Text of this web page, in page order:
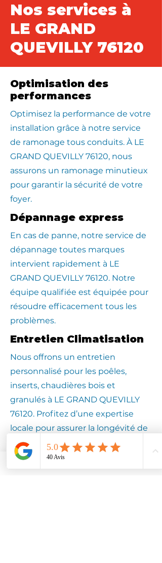
Nos services à
LE GRAND
QUEVILLY 76120
Optimisation des
performances
Optimisez la performance de votre
installation grâce à notre service
de ramonage tous conduits. À LE
GRAND QUEVILLY 76120, nous
assurons un ramonage minutieux
pour garantir la sécurité de votre
foyer.
Dépannage express
En cas de panne, notre service de
dépannage toutes marques
intervient rapidement à LE
GRAND QUEVILLY 76120. Notre
équipe qualifiée est équipée pour
résoudre efficacement tous les
problèmes.
Entretien Climatisation
Nous offrons un entretien
personnalisé pour les poêles,
inserts, chaudières bois et
granulés à LE GRAND QUEVILLY
76120. Profitez d’une expertise
locale pour assurer la longévité de
votre équipement.